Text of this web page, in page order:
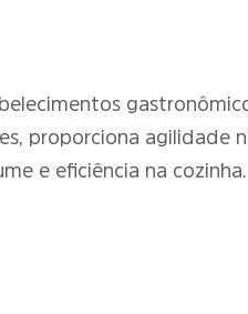
proporciona agilidade
e eficiência na cozinha.